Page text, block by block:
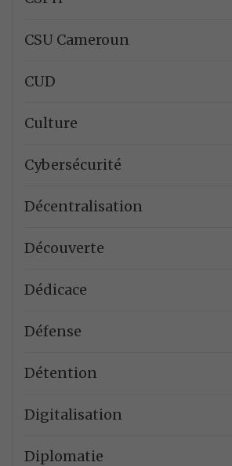
CSU Cameroun
CUD
Culture
Cybersécurité
Décentralisation
Découverte
Dédicace
Défense
Détention
Digitalisation
Diplomatie